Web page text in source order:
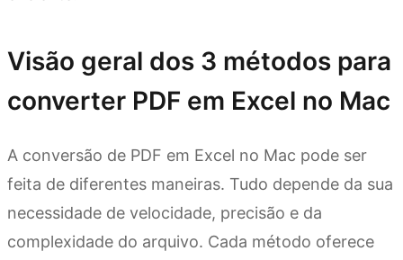
Visão geral dos 3 métodos para
converter PDF em Excel no Mac
A conversão de PDF em Excel no Mac pode ser
feita de diferentes maneiras. Tudo depende da sua
necessidade de velocidade, precisão e da
complexidade do arquivo. Cada método oferece